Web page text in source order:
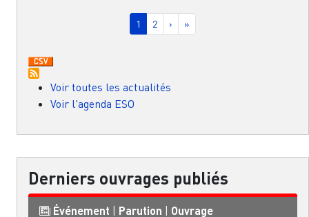
Page courante
1 Page
2 Page suivante
› Dernière page
»
Voir toutes les actualités
Voir l'agenda ESO
Derniers ouvrages publiés
Événement Parution Ouvrage